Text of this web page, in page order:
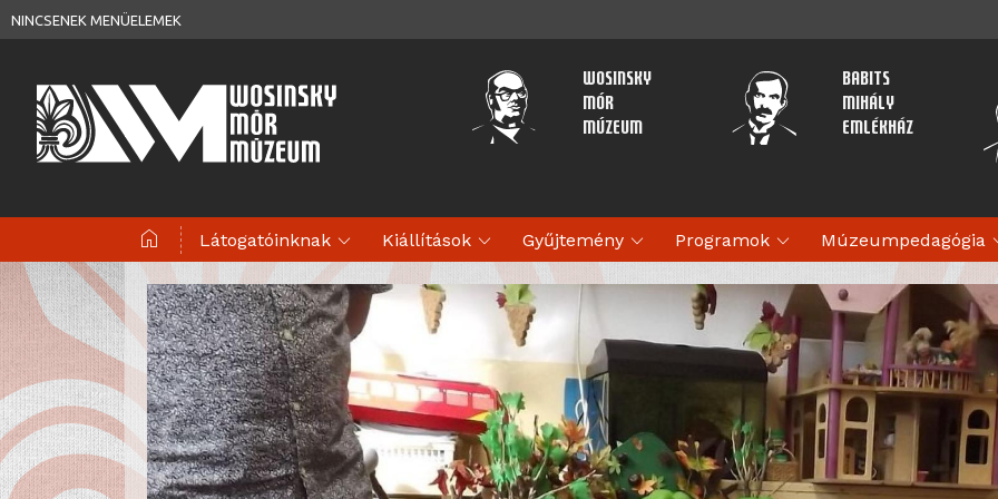
NINCSENEK MENÜELEMEK
Wosinsky
Mór
Múzeum
Babits
Mihály
Emlékház
home Látogatóinknak expand_more Kiállítások expand_more Gyűjtemény expand_more Programok expand_more Múzeumpedagógia